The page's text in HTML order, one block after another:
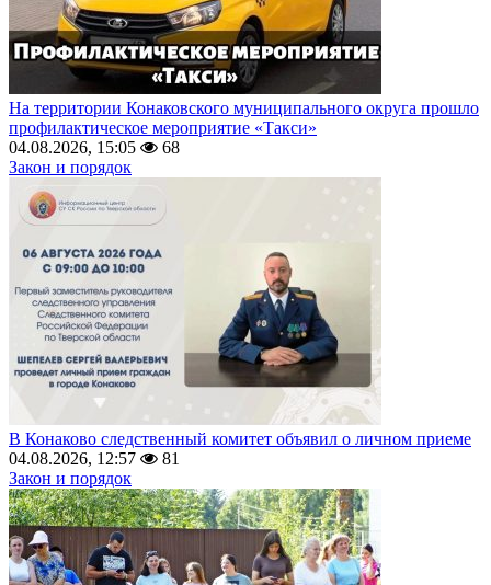
На территории Конаковского муниципального округа прошло
профилактическое мероприятие «Такси»
04.08.2026, 15:05
68
Закон и порядок
В Конаково следственный комитет объявил о личном приеме
04.08.2026, 12:57
81
Закон и порядок